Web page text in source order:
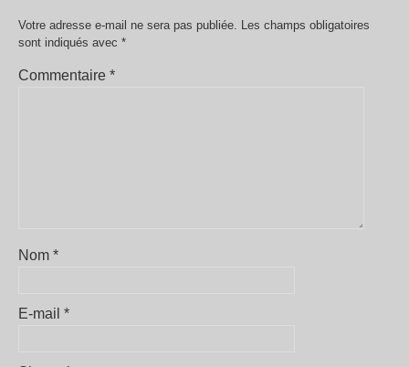
Votre adresse e-mail ne sera pas publiée. Les champs obligatoires
sont indiqués avec *
Commentaire *
Nom *
E-mail *